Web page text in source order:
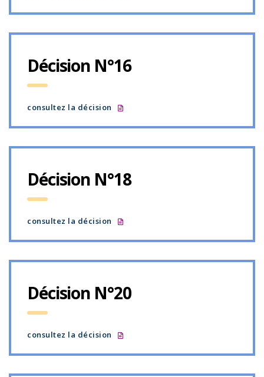
Décision N°16
consultez la décision
Décision N°18
consultez la décision
Décision N°20
consultez la décision